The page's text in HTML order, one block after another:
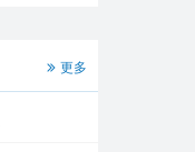
更多